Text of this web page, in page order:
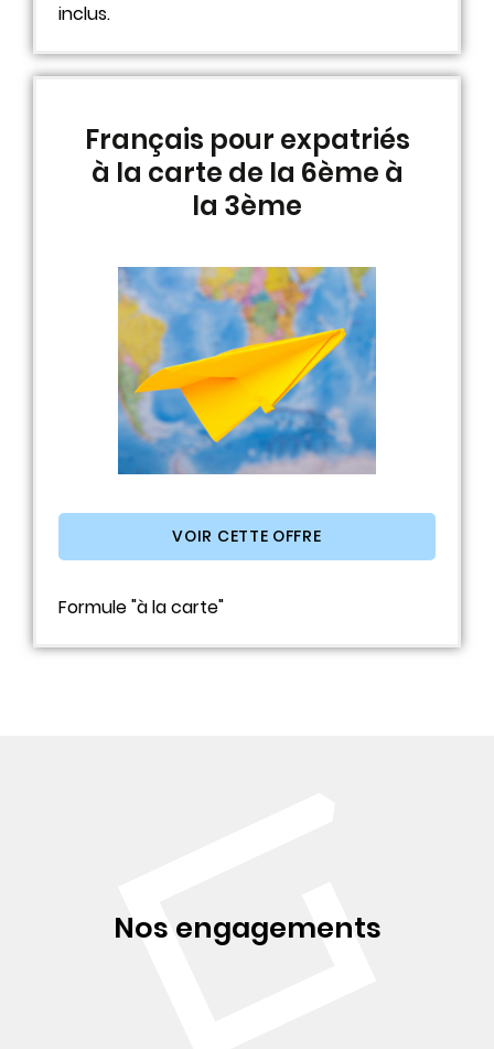
inclus.
Français pour expatriés
à la carte de la 6ème à
la 3ème
VOIR CETTE OFFRE
Formule "à la carte"
Nos engagements